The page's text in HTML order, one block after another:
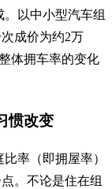
以中小型汽车组
成价为约2万
体拥车率的变化
惯改变
率（即拥屋率）
。不论是住在组